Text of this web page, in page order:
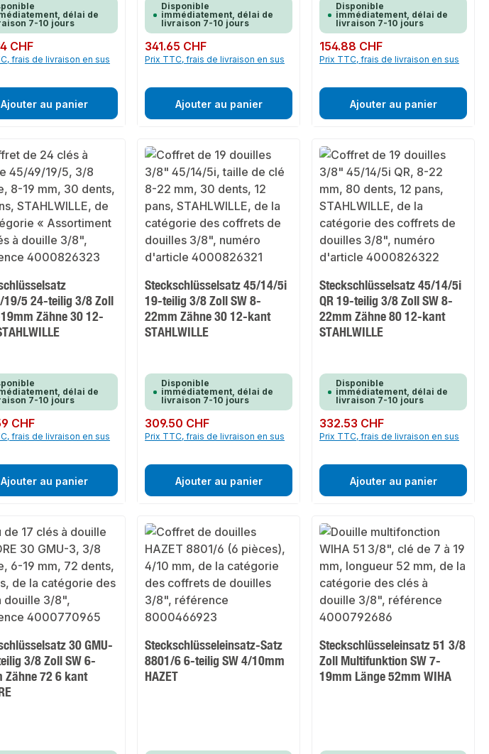
délai de
7-10 jours
:
CHF
frais de livraison en sus
Ajouter au panier
Disponible
immédiatement, délai de
livraison 7-10 jours
Prix régulier :
341.65 CHF
Prix TTC, frais de livraison en sus
Ajouter au panier
Disponible
immédiatement, délai de
livraison 7-10 jours
Prix régulier :
154.88 CHF
Prix TTC, frais de livraison en sus
Ajouter au panier
19/5 24-teilig 3/8 Zoll
Zähne 30 12-
délai de
7-10 jours
:
CHF
frais de livraison en sus
Ajouter au panier
Steckschlüsselsatz 45/14/5i
19-teilig 3/8 Zoll SW 8-
22mm Zähne 30 12-kant
STAHLWILLE
Disponible
immédiatement, délai de
livraison 7-10 jours
Prix régulier :
309.50 CHF
Prix TTC, frais de livraison en sus
Ajouter au panier
Steckschlüsselsatz 45/14/5i
QR 19-teilig 3/8 Zoll SW 8-
22mm Zähne 80 12-kant
STAHLWILLE
Disponible
immédiatement, délai de
livraison 7-10 jours
Prix régulier :
332.53 CHF
Prix TTC, frais de livraison en sus
Ajouter au panier
30 GMU-
3/8 Zoll SW 6-
Zähne 72 6 kant
Steckschlüsseleinsatz-Satz
8801/6 6-teilig SW 4/10mm
HAZET
Steckschlüsseleinsatz 51 3/8
Zoll Multifunktion SW 7-
19mm Länge 52mm WIHA